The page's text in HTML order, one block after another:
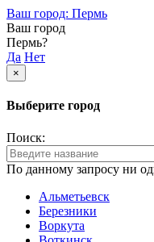
Ваш город: Пермь
Ваш город
Пермь?
Да Нет
×
Выберите город
Поиск:
По данному запросу ни
Альметьевск
Березники
Воркута